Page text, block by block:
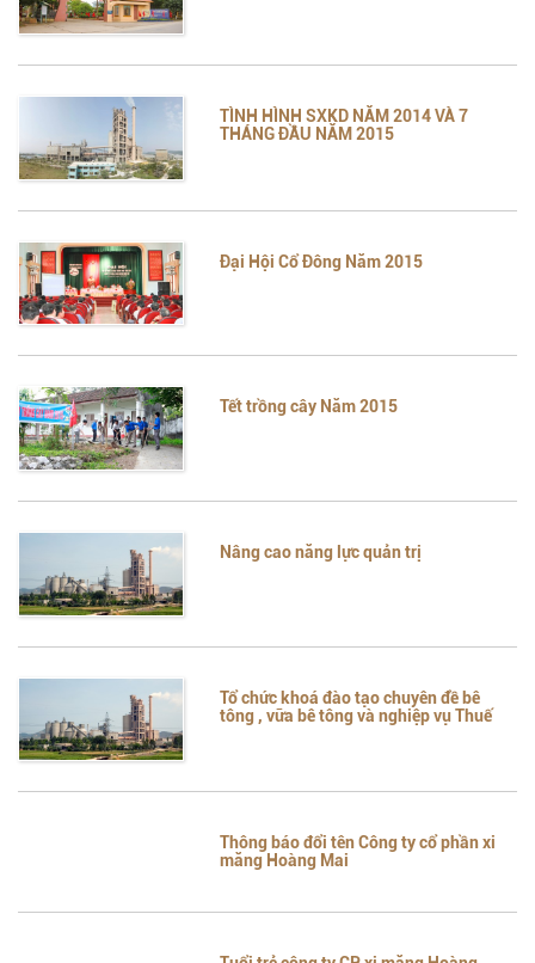
TÌNH HÌNH SXKD NĂM 2014 VÀ 7
THÁNG ĐẦU NĂM 2015
Đại Hội Cổ Đông Năm 2015
Tết trồng cây Năm 2015
Nâng cao năng lực quản trị
Tổ chức khoá đào tạo chuyên đề bê
tông , vữa bê tông và nghiệp vụ Thuế
Thông báo đổi tên Công ty cổ phần xi
măng Hoàng Mai